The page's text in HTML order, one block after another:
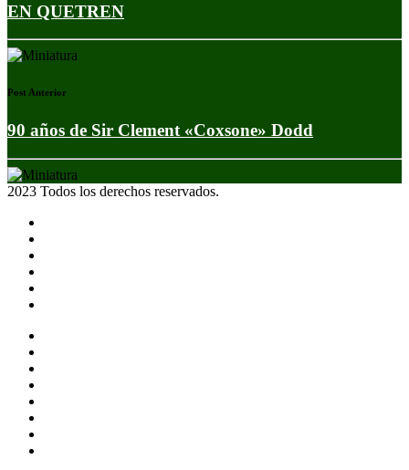
EN QUETREN
Post Anterior
90 años de Sir Clement «Coxsone» Dodd
2023 Todos los derechos reservados.